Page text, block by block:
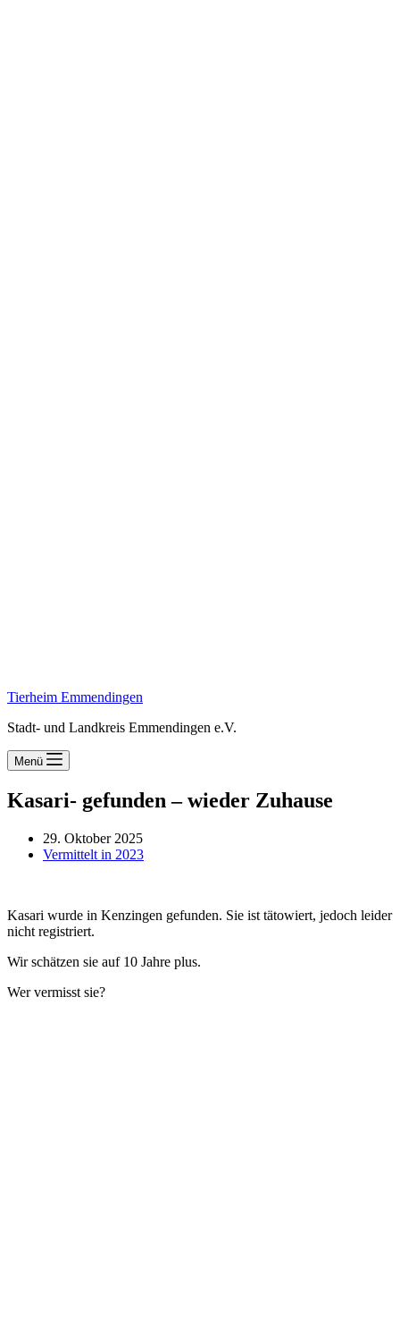
Tierheim Emmendingen
Stadt- und Landkreis Emmendingen e.V.
Menü
Kasari- gefunden – wieder Zuhause
29. Oktober 2025
Vermittelt in 2023
Kasari wurde in Kenzingen gefunden. Sie ist tätowiert, jedoch leider
nicht registriert.
Wir schätzen sie auf 10 Jahre plus.
Wer vermisst sie?